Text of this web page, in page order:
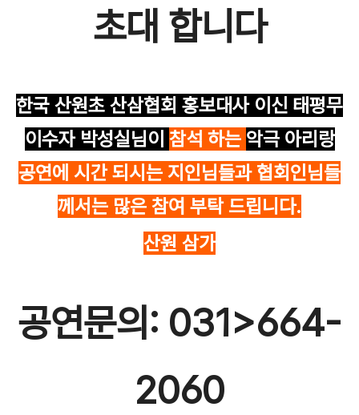
초대 합니다
한국 산원초 산삼협회 홍보대사 이신 태평무
이수자 박성실님이 참석 하는 악극 아리랑
공연에 시간 되시는 지인님들과 협회인님들
께서는 많은 참여 부탁 드립니다.
산원 삼가
공연문의: 031>664-
2060